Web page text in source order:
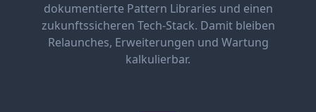
dokumentierte Pattern Libraries und einen
zukunftssicheren Tech-Stack. Damit bleiben
Relaunches, Erweiterungen und Wartung
kalkulierbar.